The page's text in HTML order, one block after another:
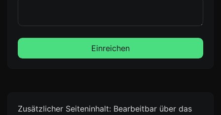
Einreichen
Zusätzlicher Seiteninhalt: Bearbeitbar über das